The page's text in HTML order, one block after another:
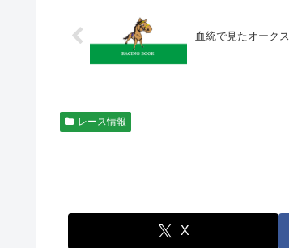
血統で見たオークス
レース情報
X